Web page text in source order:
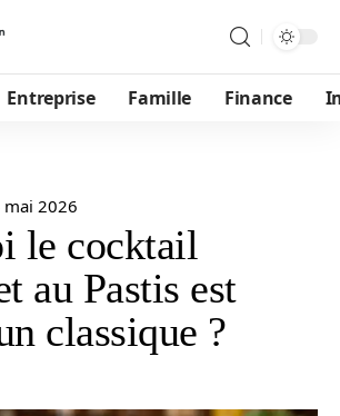
Entreprise Famille Finance
mai 2026
le cocktail
au Pastis est
classique ?